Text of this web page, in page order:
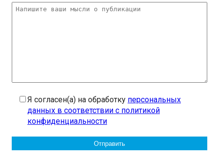
Я согласен(а) на обработку персональных
данных в соответствии с политикой
конфиденциальности